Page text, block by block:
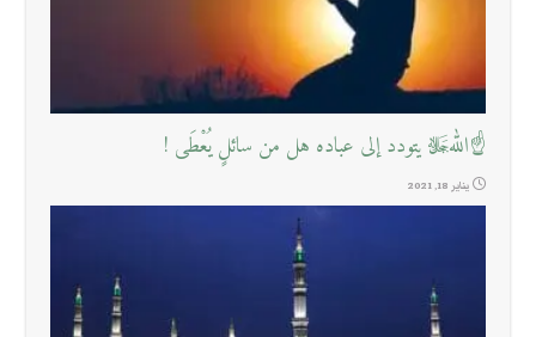
☝اللهﷻ يتودد إلى عباده هل من سائلٍ يُعْطَى !
يناير 18, 2021